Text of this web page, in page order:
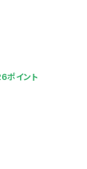
ポイント